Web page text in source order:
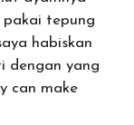
pakai tepung
habiskan
dengan yang
can make